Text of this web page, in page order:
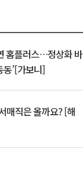
홈플러스…정상화 바
동’[가보니]
매직은 올까요? [해